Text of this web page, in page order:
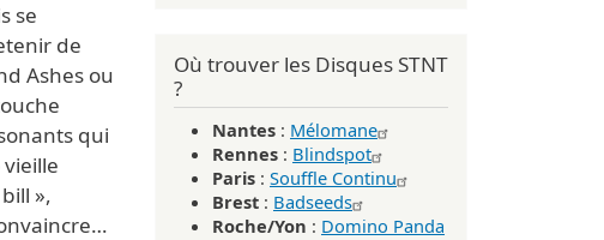
se
de
Ashes ou
qui
»,
Où trouver les Disques STNT
?
Nantes : Mélomane
Rennes : Blindspot
Paris : Souffle Continu
Brest : Badseeds
Roche/Yon : Domino Panda